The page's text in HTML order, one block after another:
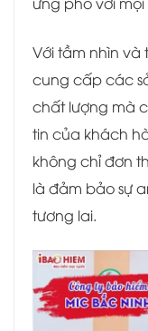
Với tầm nhìn và
cung cấp các
chất lượng mà
tin của khách
không chỉ đơn
là đảm bảo sự
tương lai.